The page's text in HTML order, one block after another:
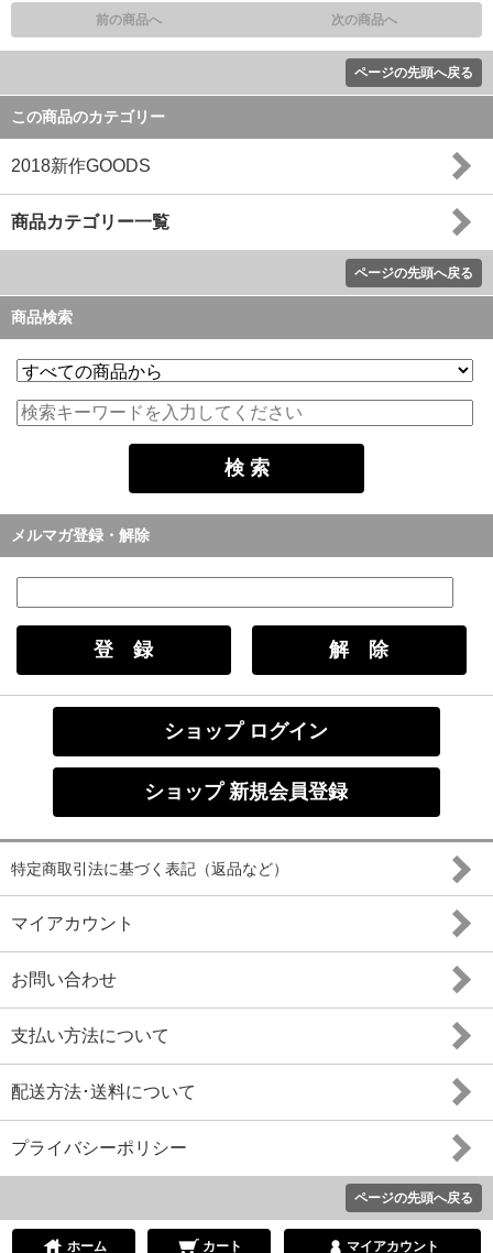
前の商品へ 次の商品へ
ページの先頭へ戻る
この商品のカテゴリー
2018新作GOODS
商品カテゴリー一覧
ページの先頭へ戻る
商品検索
メルマガ登録・解除
ショップ ログイン
ショップ 新規会員登録
特定商取引法に基づく表記（返品など）
マイアカウント
お問い合わせ
支払い方法について
配送方法･送料について
プライバシーポリシー
ページの先頭へ戻る
ホーム カート マイアカウント